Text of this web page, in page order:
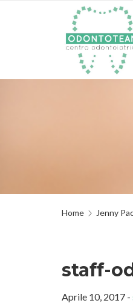
Home Jenny
staff-
Aprile 10, 2017 -